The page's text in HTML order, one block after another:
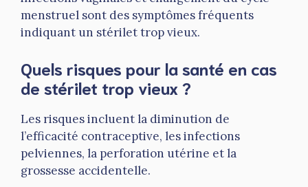
menstruel sont des symptômes fréquents
indiquant un stérilet trop vieux.
Quels risques pour la santé en cas
de stérilet trop vieux ?
Les risques incluent la diminution de
l’efficacité contraceptive, les infections
pelviennes, la perforation utérine et la
grossesse accidentelle.